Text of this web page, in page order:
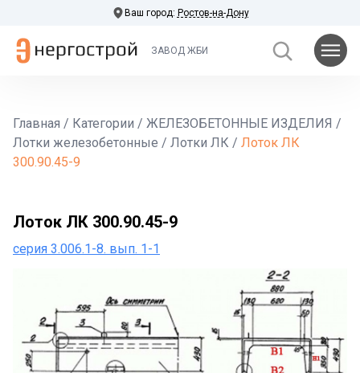
Ваш город: Ростов-на-Дону
ЗАВОД ЖБИ
Главная / Категории / ЖЕЛЕЗОБЕТОННЫЕ ИЗДЕЛИЯ /
Лотки железобетонные / Лотки ЛК / Лоток ЛК
300.90.45-9
Лоток ЛК 300.90.45-9
серия 3.006.1-8. вып. 1-1